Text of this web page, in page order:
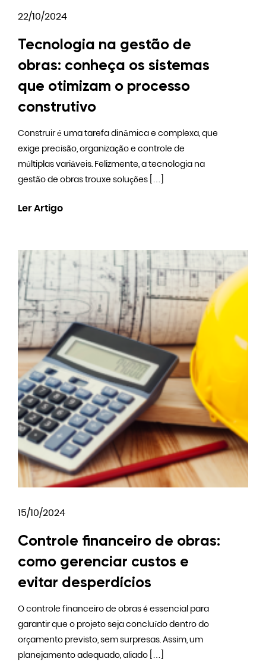
22/10/2024
Tecnologia na gestão de
obras: conheça os sistemas
que otimizam o processo
construtivo
Construir é uma tarefa dinâmica e complexa, que
exige precisão, organização e controle de
múltiplas variáveis. Felizmente, a tecnologia na
gestão de obras trouxe soluções […]
Ler Artigo
15/10/2024
Controle financeiro de obras:
como gerenciar custos e
evitar desperdícios
O controle financeiro de obras é essencial para
garantir que o projeto seja concluído dentro do
orçamento previsto, sem surpresas. Assim, um
planejamento adequado, aliado […]